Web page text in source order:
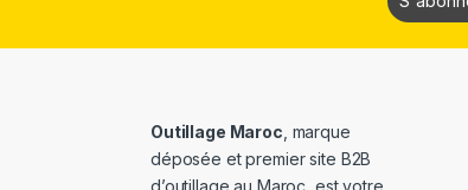
Outillage Maroc, marque
déposée et premier site B2B